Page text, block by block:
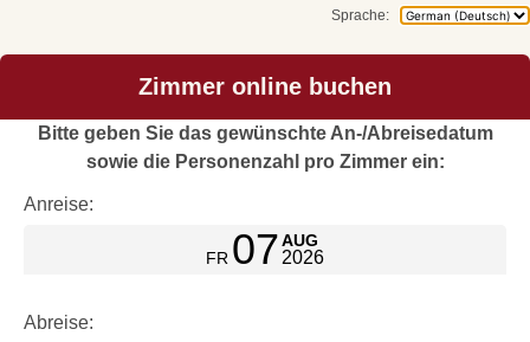
Sprache:
Zimmer online buchen
Bitte geben Sie das gewünschte An-/Abreisedatum
sowie die Personenzahl pro Zimmer ein:
Anreise:
FR 07AUG
2026
Abreise: